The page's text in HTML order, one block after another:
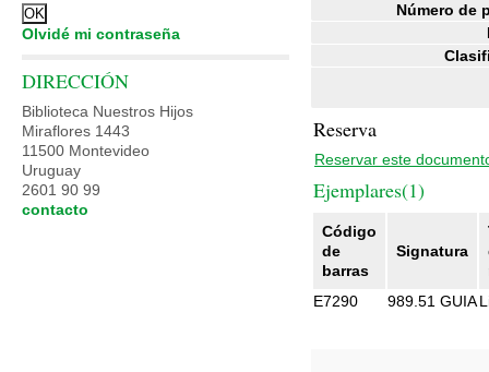
Número de
Reserva
Reservar este
Ejemplares(1)
Código
de
barras
Signatura
E7290
989.51 GUIA
Olvidé mi contraseña
DIRECCIÓN
Biblioteca Nuestros Hijos
Miraflores 1443
11500 Montevideo
Uruguay
2601 90 99
contacto